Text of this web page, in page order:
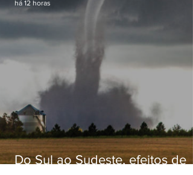
Do Sul ao Sudeste, efeitos de
há 12 horas